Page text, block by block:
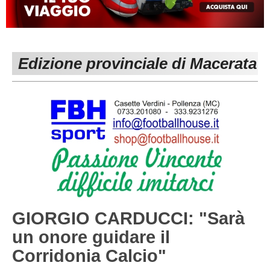
MACERATA
Carica la tua Rosa
ECCELLENZA
1^ CATEGORIA
3^ CATEGORIA
GIOVANILI
REGIONALI
Edizione provinciale di Macerata
GIORGIO CARDUCCI: "Sarà
un onore guidare il
Corridonia Calcio"